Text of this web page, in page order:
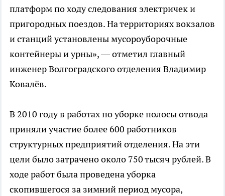
платформ по ходу следования электричек и
пригородных поездов. На территориях вокзалов
и станций установлены мусороуборочные
контейнеры и урны», — отметил главный
инженер Волгоградского отделения Владимир
Ковалёв.
В 2010 году в работах по уборке полосы отвода
приняли участие более 600 работников
структурных предприятий отделения. На эти
цели было затрачено около 750 тысяч рублей. В
ходе работ была проведена уборка
скопившегося за зимний период мусора,